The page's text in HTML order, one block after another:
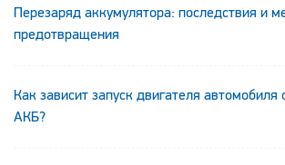
Перезаряд аккумулятора: последствия и
предотвращения
Как зависит запуск двигателя автомобиля
АКБ?